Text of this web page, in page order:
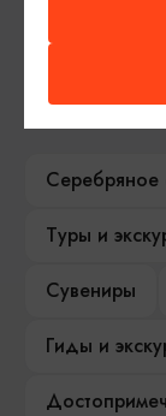
ИЩИТЕ
Туры и
Сувениры
Гиды и